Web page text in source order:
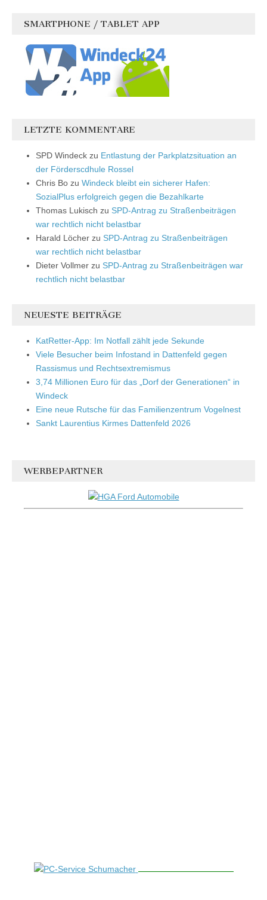
SMARTPHONE / TABLET APP
LETZTE KOMMENTARE
SPD Windeck zu Entlastung der Parkplatzsituation an
der Förderscdhule Rossel
Chris Bo zu Windeck bleibt ein sicherer Hafen:
SozialPlus erfolgreich gegen die Bezahlkarte
Thomas Lukisch zu SPD-Antrag zu Straßenbeiträgen
war rechtlich nicht belastbar
Harald Löcher zu SPD-Antrag zu Straßenbeiträgen
war rechtlich nicht belastbar
Dieter Vollmer zu SPD-Antrag zu Straßenbeiträgen war
rechtlich nicht belastbar
NEUESTE BEITRÄGE
KatRetter-App: Im Notfall zählt jede Sekunde
Viele Besucher beim Infostand in Dattenfeld gegen
Rassismus und Rechtsextremismus
3,74 Millionen Euro für das „Dorf der Generationen“ in
Windeck
Eine neue Rutsche für das Familienzentrum Vogelnest
Sankt Laurentius Kirmes Dattenfeld 2026
WERBEPARTNER